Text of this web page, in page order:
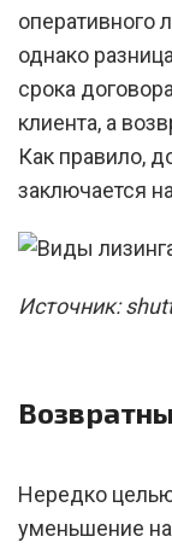
оперативного
однако
срока
клиента, а
Как правило,
заключается
Источник:
Нередко
уменьшение